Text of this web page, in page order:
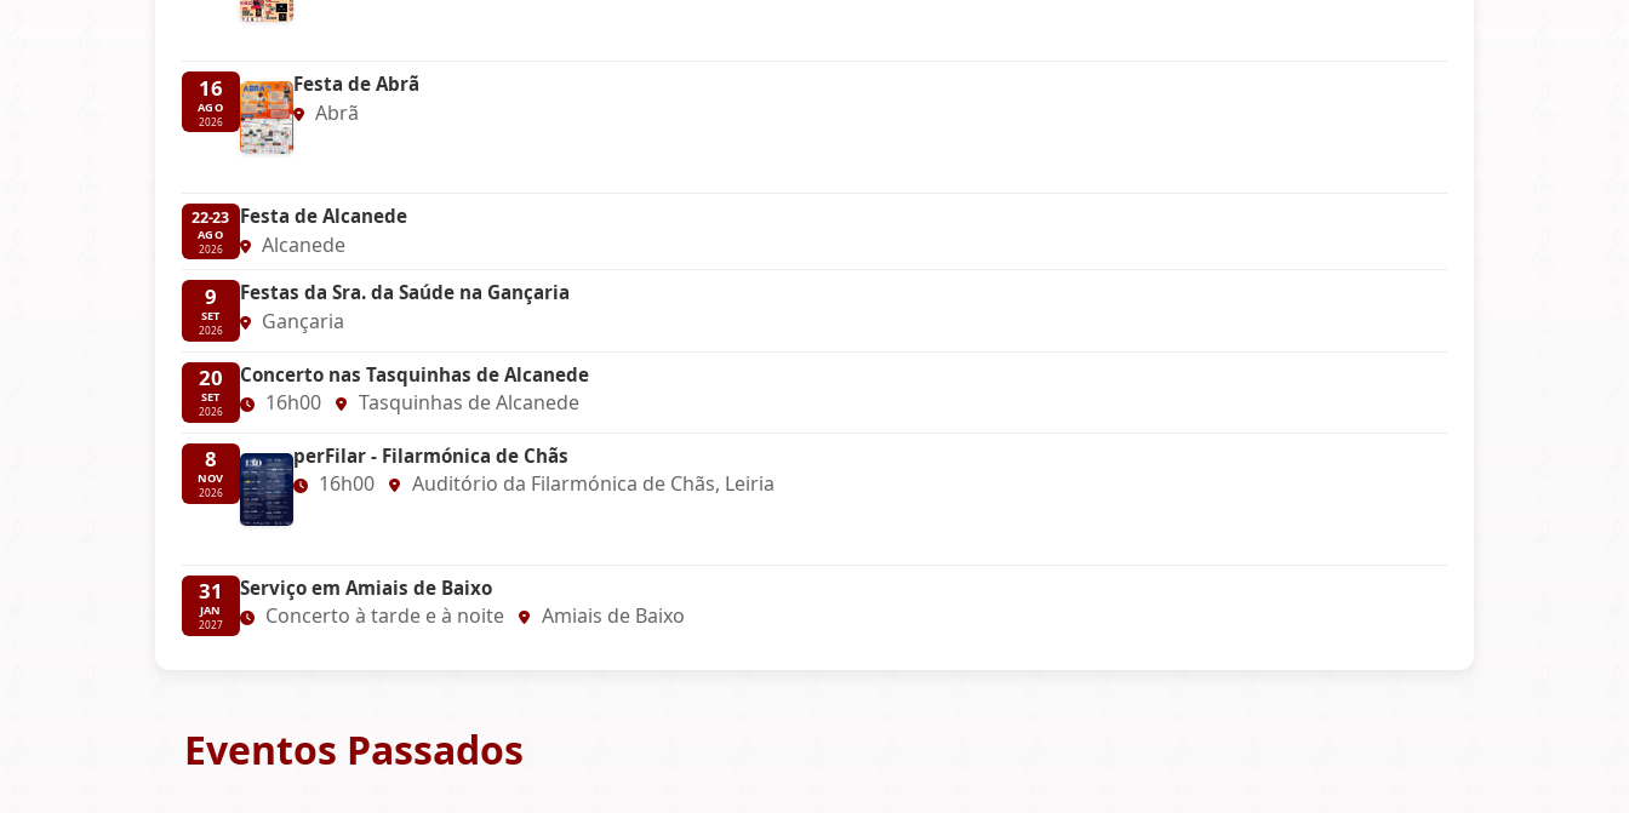
16
AGO
2026
Festa de Abrã
Abrã
22-23
AGO
2026
Festa de Alcanede
Alcanede
9
SET
2026
Festas da Sra. da Saúde na Gançaria
Gançaria
20
SET
2026
Concerto nas Tasquinhas de Alcanede
16h00 Tasquinhas de Alcanede
8
NOV
2026
perFilar - Filarmónica de Chãs
16h00 Auditório da Filarmónica de Chãs, Leiria
31
JAN
2027
Serviço em Amiais de Baixo
Concerto à tarde e à noite Amiais de Baixo
Eventos Passados